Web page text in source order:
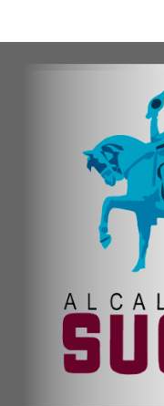
Oskarina Rosso.